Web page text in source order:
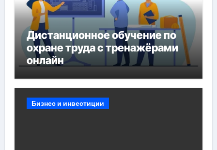
Дистанционное обучение по
охране труда с тренажёрами
онлайн
Бизнес и инвестиции